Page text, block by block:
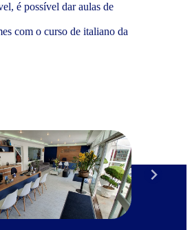
é possível dar aulas de
com o curso de italiano da